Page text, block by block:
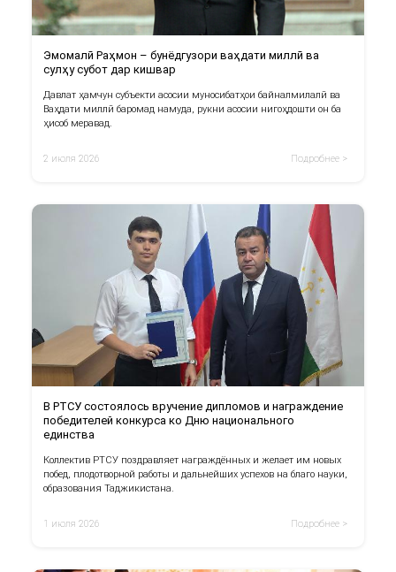
Эмомалӣ Раҳмон – бунёдгузори ваҳдати миллӣ ва
сулҳу субот дар кишвар
Давлат ҳамчун субъекти асосии муносибатҳои байналмилалӣ ва
Ваҳдати миллӣ баромад намуда, рукни асосии нигоҳдошти он ба
ҳисоб меравад.
2 июля 2026 Подробнее >
В РТСУ состоялось вручение дипломов и награждение
победителей конкурса ко Дню национального
единства
Коллектив РТСУ поздравляет награждённых и желает им новых
побед, плодотворной работы и дальнейших успехов на благо науки,
образования Таджикистана.
1 июля 2026 Подробнее >